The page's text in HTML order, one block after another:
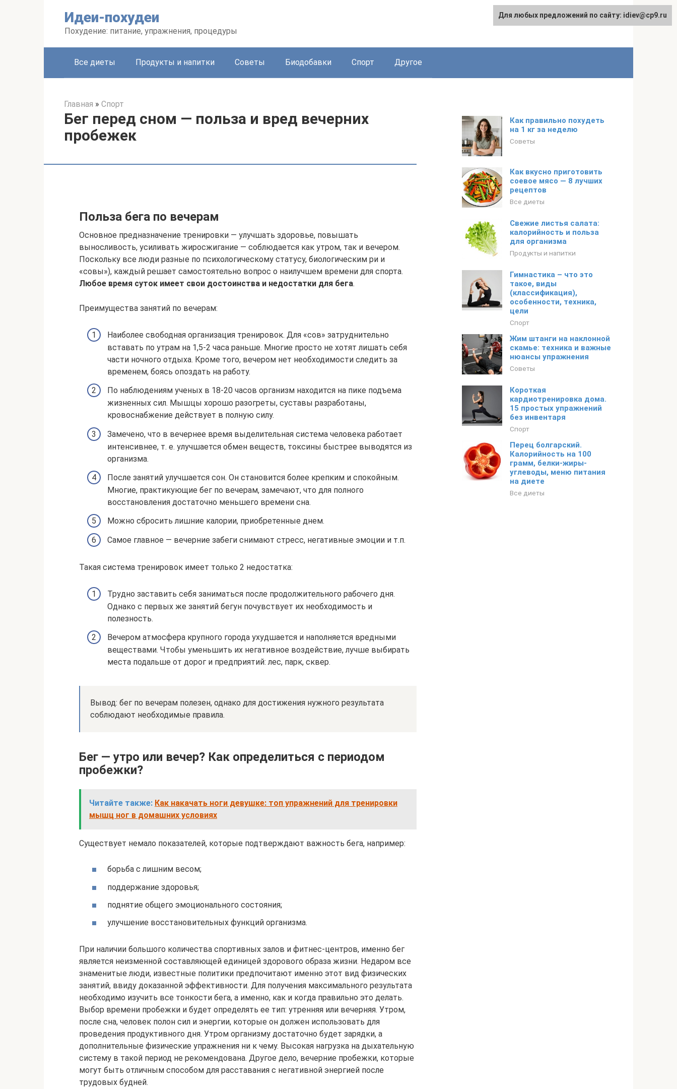
Идеи-похудеи
Похудение: питание, упражнения, процедуры
Все диеты Продукты и напитки Советы Биодобавки Спорт Другое
Главная » Спорт
Бег перед сном — польза и вред вечерних
пробежек
Польза бега по вечерам
Основное предназначение тренировки — улучшать здоровье, повышать
выносливость, усиливать жиросжигание — соблюдается как утром, так и вечером.
Поскольку все люди разные по психологическому статусу, биологическим ри и
«совы»), каждый решает самостоятельно вопрос о наилучшем времени для спорта.
Любое время суток имеет свои достоинства и недостатки для бега.
Преимущества занятий по вечерам:
Наиболее свободная организация тренировок. Для «сов» затруднительно
вставать по утрам на 1,5-2 часа раньше. Многие просто не хотят лишать себя
части ночного отдыха. Кроме того, вечером нет необходимости следить за
временем, боясь опоздать на работу.
По наблюдениям ученых в 18-20 часов организм находится на пике подъема
жизненных сил. Мышцы хорошо разогреты, суставы разработаны,
кровоснабжение действует в полную силу.
Замечено, что в вечернее время выделительная система человека работает
интенсивнее, т. е. улучшается обмен веществ, токсины быстрее выводятся из
организма.
После занятий улучшается сон. Он становится более крепким и спокойным.
Многие, практикующие бег по вечерам, замечают, что для полного
восстановления достаточно меньшего времени сна.
Можно сбросить лишние калории, приобретенные днем.
Самое главное — вечерние забеги снимают стресс, негативные эмоции и т.п.
Такая система тренировок имеет только 2 недостатка:
Трудно заставить себя заниматься после продолжительного рабочего дня.
Однако с первых же занятий бегун почувствует их необходимость и
полезность.
Вечером атмосфера крупного города ухудшается и наполняется вредными
веществами. Чтобы уменьшить их негативное воздействие, лучше выбирать
места подальше от дорог и предприятий: лес, парк, сквер.
Вывод: бег по вечерам полезен, однако для достижения нужного результата
соблюдают необходимые правила.
Бег — утро или вечер? Как определиться с периодом
пробежки?
Читайте также: Как накачать ноги девушке: топ упражнений для тренировки
мышц ног в домашних условиях
Существует немало показателей, которые подтверждают важность бега, например:
борьба с лишним весом;
поддержание здоровья;
поднятие общего эмоционального состояния;
улучшение восстановительных функций организма.
При наличии большого количества спортивных залов и фитнес-центров, именно бег
является неизменной составляющей единицей здорового образа жизни. Недаром все
знаменитые люди, известные политики предпочитают именно этот вид физических
занятий, ввиду доказанной эффективности. Для получения максимального результата
необходимо изучить все тонкости бега, а именно, как и когда правильно это делать.
Выбор времени пробежки и будет определять ее тип: утренняя или вечерняя. Утром,
после сна, человек полон сил и энергии, которые он должен использовать для
проведения продуктивного дня. Утром организму достаточно будет зарядки, а
дополнительные физические упражнения ни к чему. Высокая нагрузка на дыхательную
систему в такой период не рекомендована. Другое дело, вечерние пробежки, которые
могут быть отличным способом для расставания с негативной энергией после
трудовых будней.
Как правильно похудеть
на 1 кг за неделю
Советы
Как вкусно приготовить
соевое мясо — 8 лучших
рецептов
Все диеты
Свежие листья салата:
калорийность и польза
для организма
Продукты и напитки
Гимнастика – что это
такое, виды
(классификация),
особенности, техника,
цели
Спорт
Жим штанги на наклонной
скамье: техника и важные
нюансы упражнения
Советы
Короткая
кардиотренировка дома.
15 простых упражнений
без инвентаря
Спорт
Перец болгарский.
Калорийность на 100
грамм, белки-жиры-
углеводы, меню питания
на диете
Все диеты
Для любых предложений по сайту: idiev@cp9.ru